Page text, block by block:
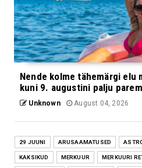
Nende kolme tähemärgi elu
kuni 9. augustini palju
Unknown August 04, 2026
29 JUUNI ARUSAAMATUSED
KAKSIKUD MERKUUR MERKUURI